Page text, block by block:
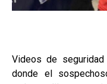
Videos de
donde el